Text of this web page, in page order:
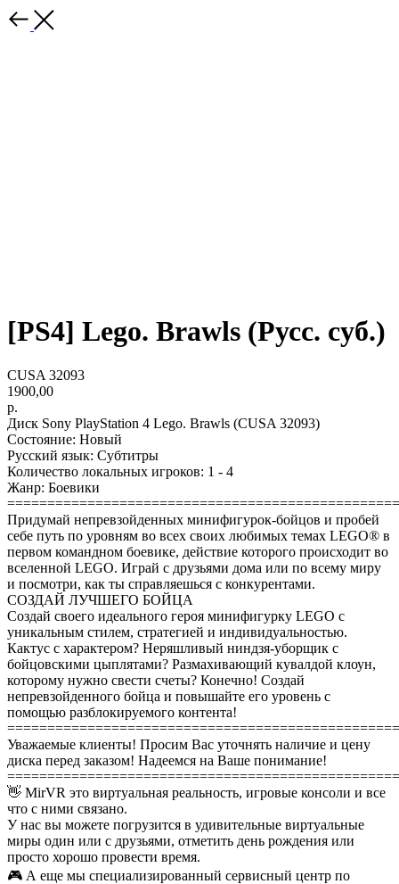
[PS4] Lego. Brawls (Русс. суб.)
CUSA 32093
1900,00
р.
Диск Sony PlayStation 4 Lego. Brawls (CUSA 32093)
Состояние: Новый
Русский язык: Субтитры
Количество локальных игроков: 1 - 4
Жанр: Боевики
Придумай непревзойденных минифигурок-бойцов и пробей
себе путь по уровням во всех своих любимых темах LEGO® в
первом командном боевике, действие которого происходит во
вселенной LEGO. Играй с друзьями дома или по всему миру
и посмотри, как ты справляешься с конкурентами.
СОЗДАЙ ЛУЧШЕГО БОЙЦА
Создай своего идеального героя минифигурку LEGO с
уникальным стилем, стратегией и индивидуальностью.
Кактус с характером? Неряшливый ниндзя-уборщик с
бойцовскими цыплятами? Размахивающий кувалдой клоун,
которому нужно свести счеты? Конечно! Создай
непревзойденного бойца и повышайте его уровень с
помощью разблокируемого контента!
Уважаемые клиенты! Просим Вас уточнять наличие и цену
диска перед заказом! Надеемся на Ваше понимание!
👋 MirVR это виртуальная реальность, игровые консоли и все
что с ними связано.
У нас вы можете погрузится в удивительные виртуальные
миры один или с друзьями, отметить день рождения или
просто хорошо провести время.
🎮 А еще мы специализированный сервисный центр по